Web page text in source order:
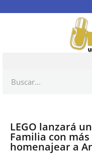
LEGO lanzará
Familia con
homenajear a